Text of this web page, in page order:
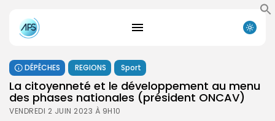
DÉPÊCHES REGIONS Sport
La citoyenneté et le développement au menu
des phases nationales (président ONCAV)
VENDREDI 2 JUIN 2023 À 9H10